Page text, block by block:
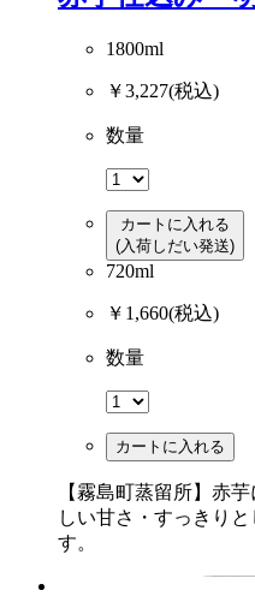
1800ml
￥3,227(税込)
数量
カートに入れる
(入荷しだい発送)
720ml
￥1,660(税込)
数量
カートに入れる
【霧島町蒸留所】赤
しい甘さ・すっきり
す。